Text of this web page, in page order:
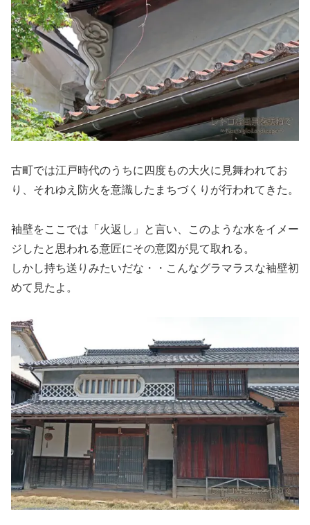
古町では江戸時代のうちに四度もの大火に見舞われてお
り、それゆえ防火を意識したまちづくりが行われてきた。
袖壁をここでは「火返し」と言い、このような水をイメー
ジしたと思われる意匠にその意図が見て取れる。
しかし持ち送りみたいだな・・こんなグラマラスな袖壁初
めて見たよ。